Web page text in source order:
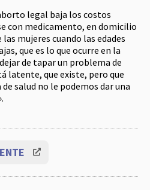
legal baja los costos
con medicamento, en domicilio
mujeres cuando las edades
que es lo que ocurre en la
de tapar un problema de
latente, que existe, pero que
salud no le podemos dar una